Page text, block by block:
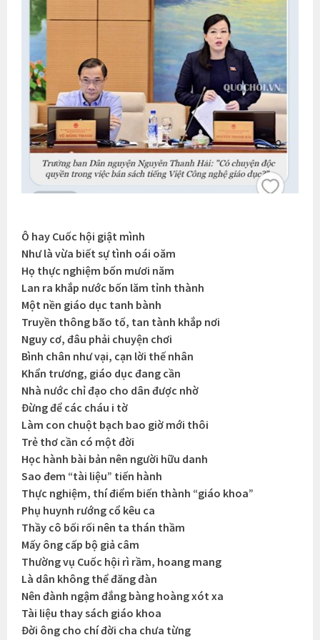
Ô hay Cuốc hội giật mình
Như là vừa biết sự tình oái oăm
Họ thực nghiệm bốn mươi năm
Lan ra khắp nước bốn lăm tỉnh thành
Một nền giáo dục tanh bành
Truyền thông bão tố, tan tành khắp nơi
Nguy cơ, đâu phải chuyện chơi
Bình chân như vại, cạn lời thế nhân
Khẩn trương, giáo dục đang cần
Nhà nước chỉ đạo cho dân được nhờ
Đừng để các cháu i tờ
Làm con chuột bạch bao giờ mới thôi
Trẻ thơ cần có một đời
Học hành bài bản nên người hữu danh
Sao đem “tài liệu” tiến hành
Thực nghiệm, thí điểm biến thành “giáo khoa”
Phụ huynh rướng cổ kêu ca
Thầy cô bối rối nên ta thán thầm
Mấy ông cấp bộ giả câm
Thường vụ Cuốc hội rì rầm, hoang mang
Là dân không thể đăng đàn
Nên đành ngậm đắng bàng hoàng xót xa
Tài liệu thay sách giáo khoa
Đời ông cho chí đời cha chưa từng